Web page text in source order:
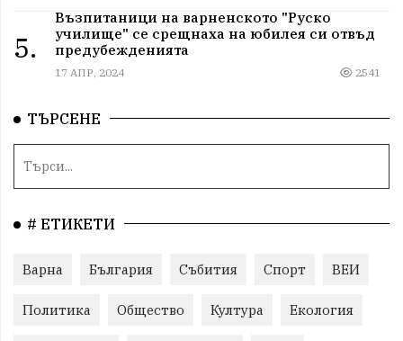
5.
Възпитаници на варненското "Руско
училище" се срещнаха на юбилея си отвъд
предубежденията
17 АПР, 2024 2541
ТЪРСЕНЕ
# ЕТИКЕТИ
Варна България Събития Спорт ВЕИ
Политика Общество Култура Екология